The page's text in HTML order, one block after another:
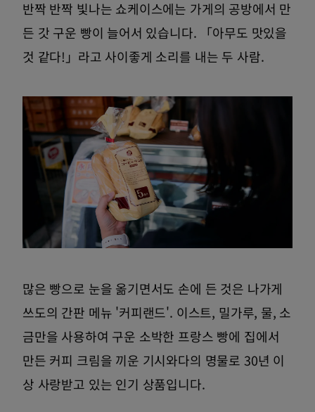
반짝 반짝 빛나는 쇼케이스에는 가게의 공방에서 만
든 갓 구운 빵이 늘어서 있습니다. 「아무도 맛있을
것 같다!」라고 사이좋게 소리를 내는 두 사람.
많은 빵으로 눈을 옮기면서도 손에 든 것은 나가게
쓰도의 간판 메뉴 '커피랜드'. 이스트, 밀가루, 물, 소
금만을 사용하여 구운 소박한 프랑스 빵에 집에서
만든 커피 크림을 끼운 기시와다의 명물로 30년 이
상 사랑받고 있는 인기 상품입니다.